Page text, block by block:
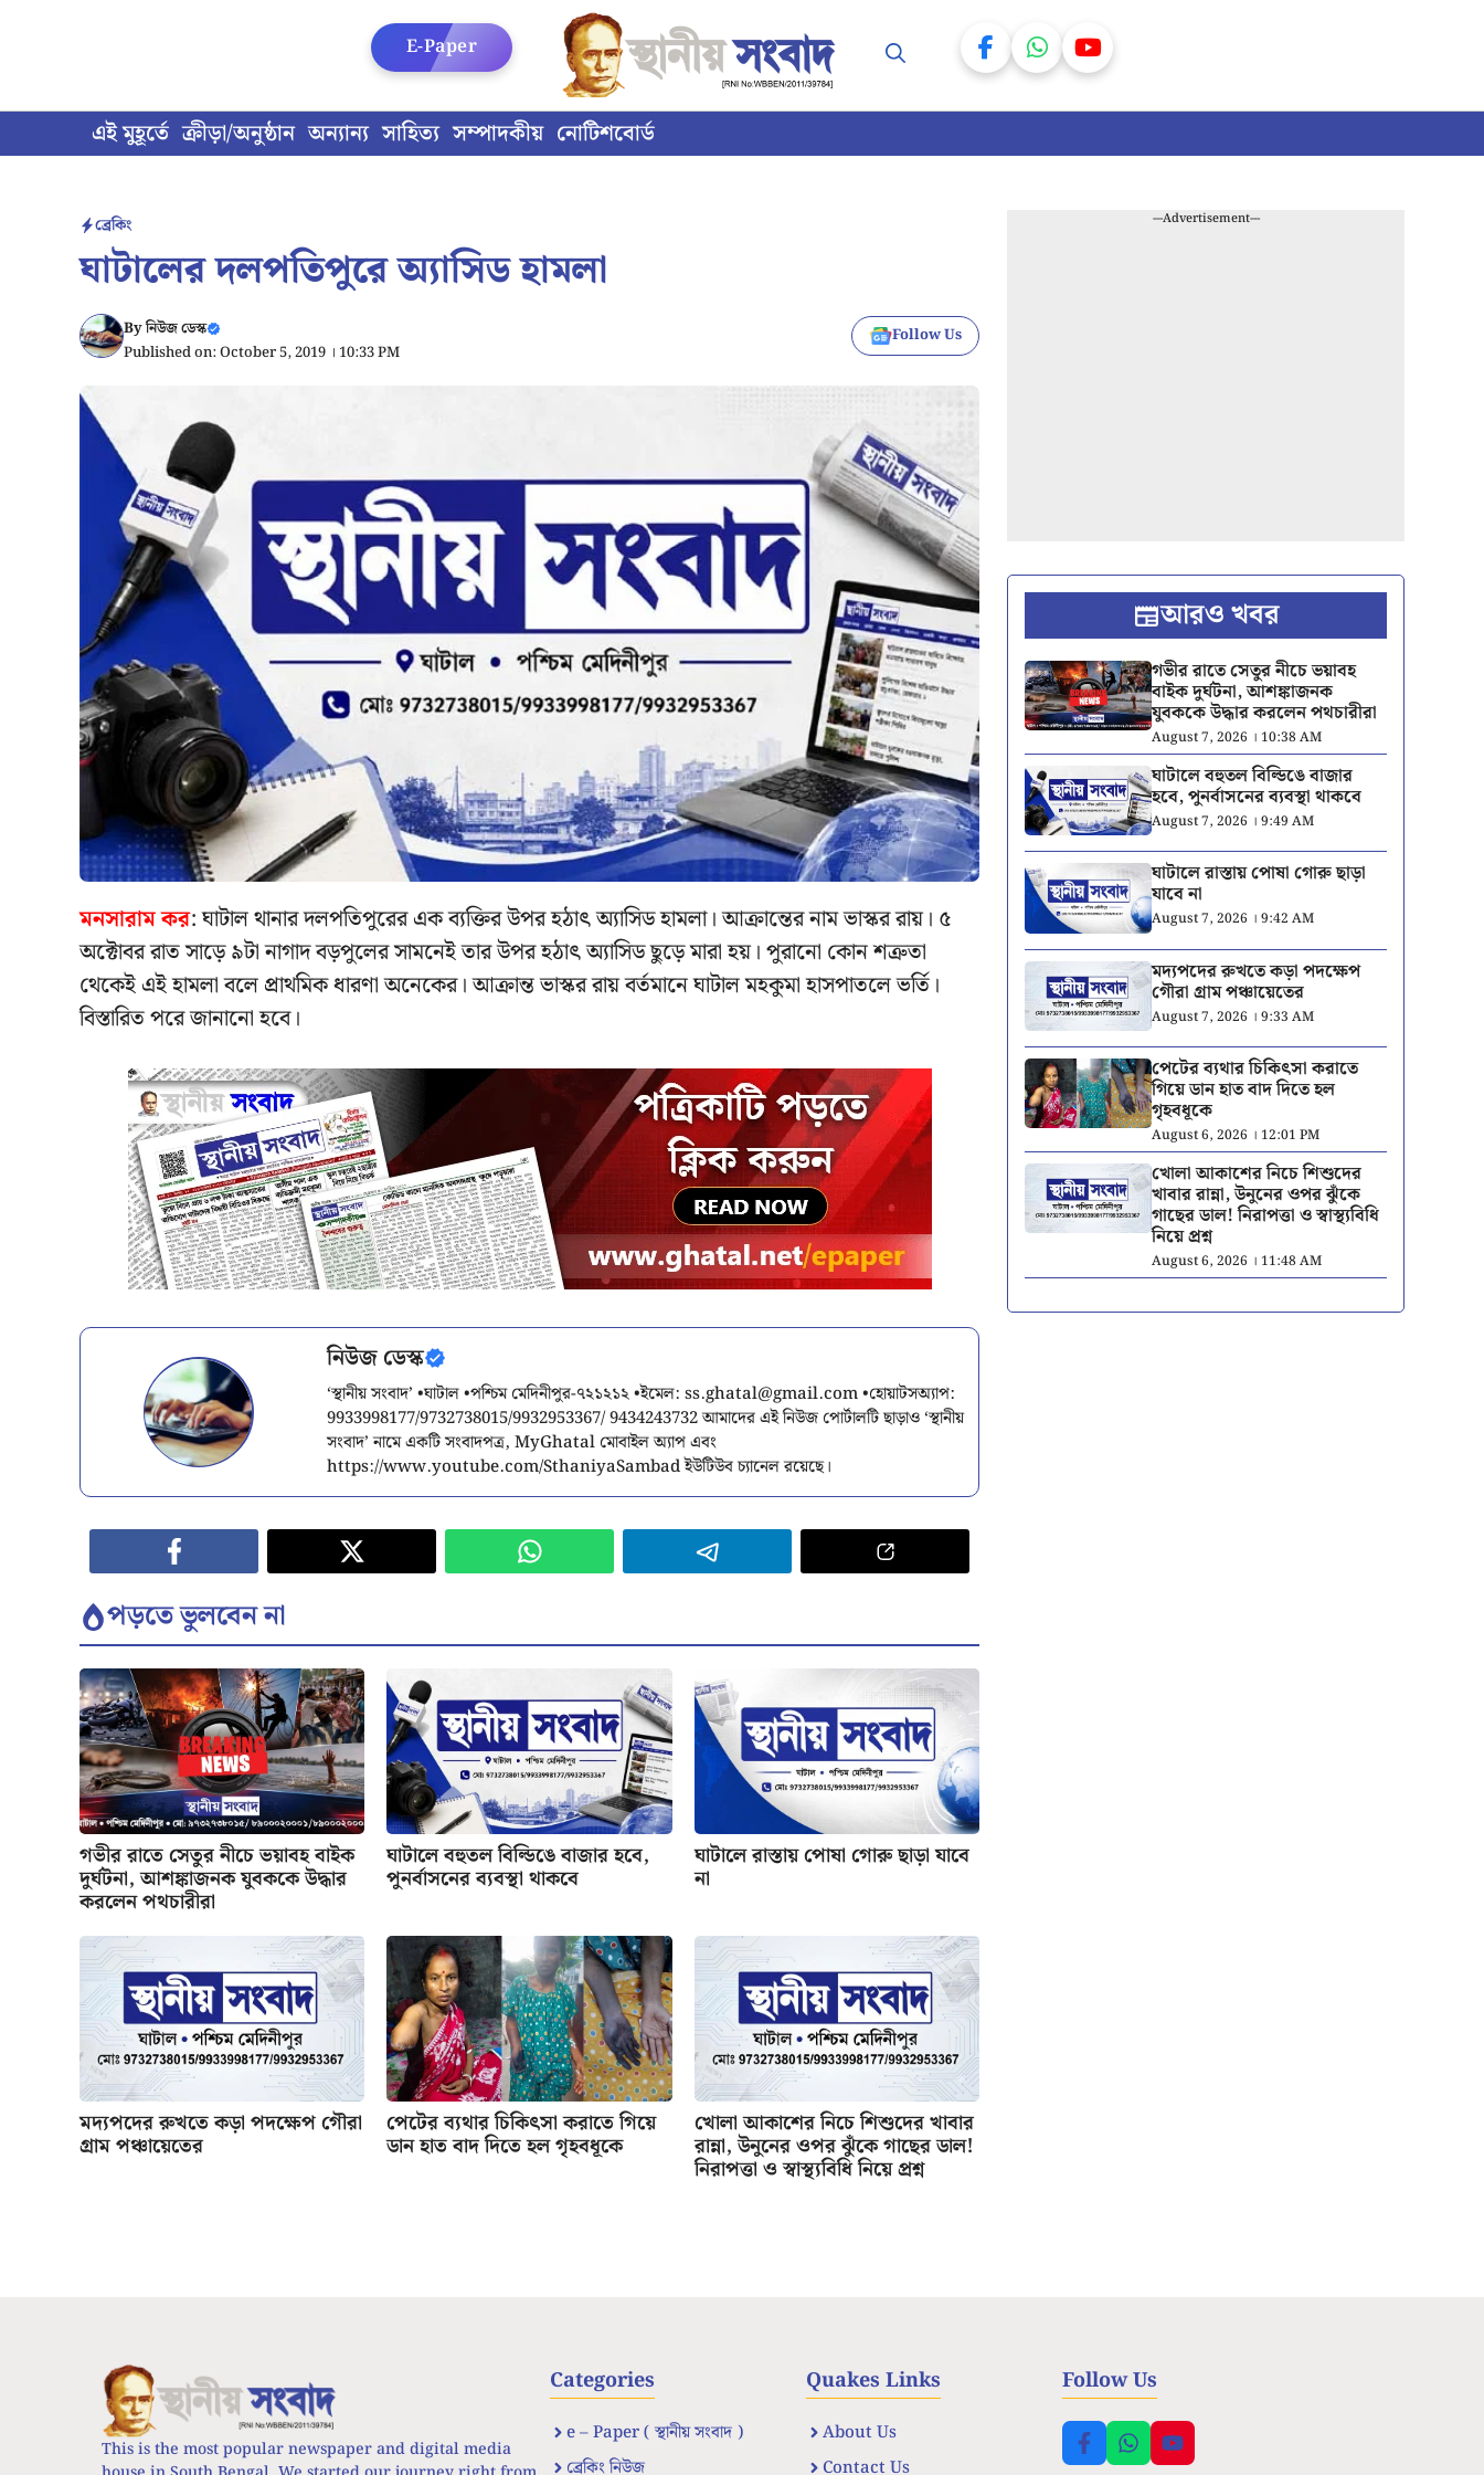
এই মুহূর্তে ক্রীড়া/অনুষ্ঠান অন্যান্য সাহিত্য সম্পাদকীয় নোটিশবোর্ড
E-Paper
ব্রেকিং
ঘাটালের দলপতিপুরে অ্যাসিড হামলা
Byনিউজ ডেস্ক
Published on: October 5, 2019 । 10:33 PM
Follow Us
মনসারাম কর: ঘাটাল থানার দলপতিপুরের এক ব্যক্তির উপর হঠাৎ অ্যাসিড হামলা। আক্রান্তের নাম ভাস্কর রায়। ৫
অক্টোবর রাত সাড়ে ৯টা নাগাদ বড়পুলের সামনেই তার উপর হঠাৎ অ্যাসিড ছুড়ে মারা হয়। পুরানো কোন শত্রুতা
থেকেই এই হামলা বলে প্রাথমিক ধারণা অনেকের। আক্রান্ত ভাস্কর রায় বর্তমানে ঘাটাল মহকুমা হাসপাতলে ভর্তি।
বিস্তারিত পরে জানানো হবে।
নিউজ ডেস্ক
‘স্থানীয় সংবাদ’ •ঘাটাল •পশ্চিম মেদিনীপুর-৭২১২১২ •ইমেল:ss.ghatal@gmail.com•হোয়াটসঅ্যাপ:
9933998177/9732738015/9932953367/ 9434243732 আমাদের এই নিউজ পোর্টালটি ছাড়াও ‘স্থানীয়
সংবাদ’ নামে একটি সংবাদপত্র, MyGhatal মোবাইল অ্যাপ এবং
https://www.youtube.com/SthaniyaSambad ইউটিউব চ্যানেল রয়েছে।
পড়তে ভুলবেন না
গভীর রাতে সেতুর নীচে ভয়াবহ বাইক
দুর্ঘটনা, আশঙ্কাজনক যুবককে উদ্ধার
করলেন পথচারীরা
ঘাটালে বহুতল বিল্ডিঙে বাজার হবে,
পুনর্বাসনের ব্যবস্থা থাকবে
ঘাটালে রাস্তায় পোষা গোরু ছাড়া যাবে
না
মদ্যপদের রুখতে কড়া পদক্ষেপ গৌরা
গ্রাম পঞ্চায়েতের
পেটের ব্যথার চিকিৎসা করাতে গিয়ে
ডান হাত বাদ দিতে হল গৃহবধূকে
খোলা আকাশের নিচে শিশুদের খাবার
রান্না, উনুনের ওপর ঝুঁকে গাছের ডাল!
নিরাপত্তা ও স্বাস্থ্যবিধি নিয়ে প্রশ্ন
---Advertisement---
আরও খবর
গভীর রাতে সেতুর নীচে ভয়াবহ
বাইক দুর্ঘটনা, আশঙ্কাজনক
যুবককে উদ্ধার করলেন পথচারীরা
August 7, 2026 । 10:38 AM
ঘাটালে বহুতল বিল্ডিঙে বাজার
হবে, পুনর্বাসনের ব্যবস্থা থাকবে
August 7, 2026 । 9:49 AM
ঘাটালে রাস্তায় পোষা গোরু ছাড়া
যাবে না
August 7, 2026 । 9:42 AM
মদ্যপদের রুখতে কড়া পদক্ষেপ
গৌরা গ্রাম পঞ্চায়েতের
August 7, 2026 । 9:33 AM
পেটের ব্যথার চিকিৎসা করাতে
গিয়ে ডান হাত বাদ দিতে হল
গৃহবধূকে
August 6, 2026 । 12:01 PM
খোলা আকাশের নিচে শিশুদের
খাবার রান্না, উনুনের ওপর ঝুঁকে
গাছের ডাল! নিরাপত্তা ও স্বাস্থ্যবিধি
নিয়ে প্রশ্ন
August 6, 2026 । 11:48 AM
This is the most popular newspaper and digital media
Categories
e – Paper ( স্থানীয় সংবাদ )
ব্রেকিং নিউজ
Quakes Links
About Us
Contact Us
Follow Us